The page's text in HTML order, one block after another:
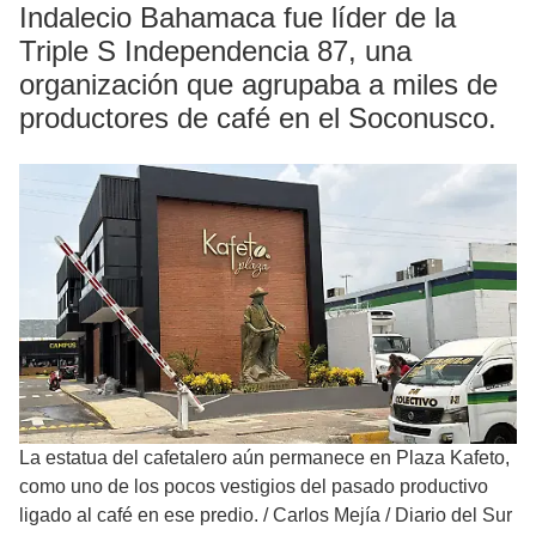
Indalecio Bahamaca fue líder de la
Triple S Independencia 87, una
organización que agrupaba a miles de
productores de café en el Soconusco.
La estatua del cafetalero aún permanece en Plaza Kafeto,
como uno de los pocos vestigios del pasado productivo
ligado al café en ese predio. /Carlos Mejía / Diario del Sur